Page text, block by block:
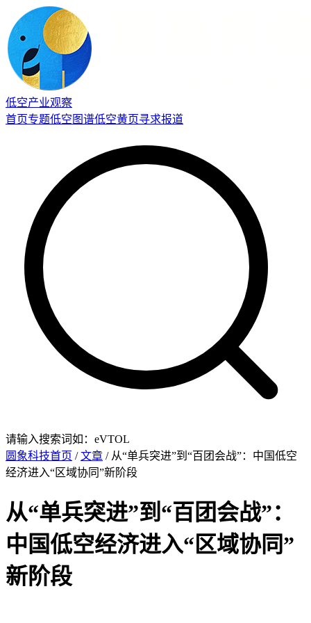
低空产业观察
首页专题低空图谱低空黄页寻求报道
请输入搜索词如：eVTOL
圆象科技首页 /文章 / 从“单兵突进”到“百团会战”：中国低空
经济进入“区域协同”新阶段
从“单兵突进”到“百团会战”：
中国低空经济进入“区域协同”
新阶段